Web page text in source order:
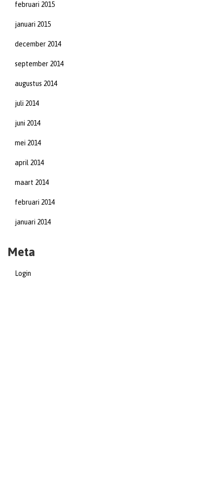
februari 2015
januari 2015
december 2014
september 2014
augustus 2014
juli 2014
juni 2014
mei 2014
april 2014
maart 2014
februari 2014
januari 2014
Meta
Login